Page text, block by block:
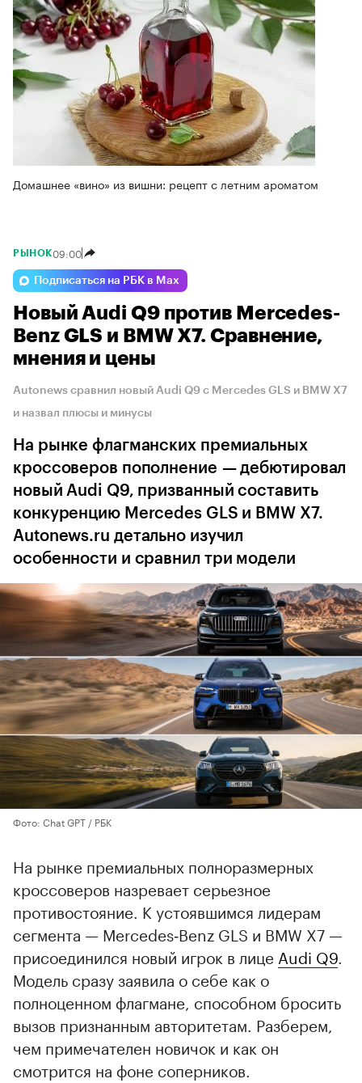
Домашнее «вино» из вишни: рецепт с летним ароматом
РЫНОК09:00
Подписаться на РБК в Max
Новый Audi Q9 против Mercedes-
Benz GLS и BMW X7. Сравнение,
мнения и цены
Autonews сравнил новый Audi Q9 с Mercedes GLS и BMW X7
и назвал плюсы и минусы
На рынке флагманских премиальных
кроссоверов пополнение — дебютировал
новый Audi Q9, призванный составить
конкуренцию Mercedes GLS и BMW X7.
Autonews.ru детально изучил
особенности и сравнил три модели
Фото: Chat GPT / РБК
На рынке премиальных полноразмерных
кроссоверов назревает серьезное
противостояние. К устоявшимся лидерам
сегмента — Mercedes‑Benz GLS и BMW X7 —
присоединился новый игрок в лице Audi Q9.
Модель сразу заявила о себе как о
полноценном флагмане, способном бросить
вызов признанным авторитетам. Разберем,
чем примечателен новичок и как он
смотрится на фоне соперников.